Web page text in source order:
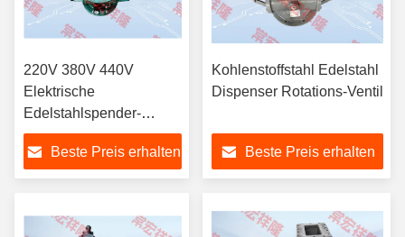
220V 380V 440V
Elektrische
Edelstahlspender-
Pneumatik-
Rotationsventil
Beste Preis erhalten
Kohlenstoffstahl Edelstahl
Dispenser Rotations-Ventil
Beste Preis erhalten